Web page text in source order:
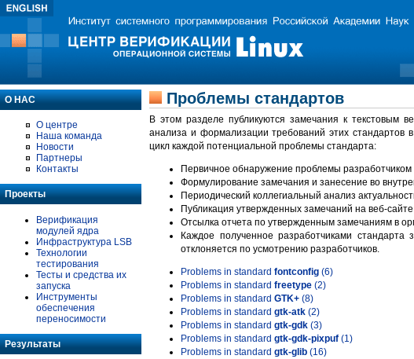
О НАС
О центре
Наша команда
Новости
Партнеры
Контакты
Проекты
Верификация
модулей ядра
Инфраструктура LSB
Технологии
тестирования
Тесты и средства их
запуска
Инструменты
обеспечения
переносимости
Результаты
Проблемы стандартов
В этом разделе публикуются замечания к текстовым
анализа и формализации требований этих стандартов
цикл каждой потенциальной проблемы стандарта:
Первичное обнаружение проблемы
Формулирование замечания и занесение во
Периодический коллегиальный анализ
Публикация утвержденных замечаний на веб-
Отсылка отчета по утвержденным замечаниям в
Каждое полученное разработчиками
отклоняется по усмотрению разработчиков.
Problems in standard fontconfig (6)
Problems in standard freetype (2)
Problems in standard GTK+ (8)
Problems in standard gtk-atk (2)
Problems in standard gtk-gdk (3)
Problems in standard gtk-gdk-pixpuf (1)
Problems in standard gtk-glib (16)